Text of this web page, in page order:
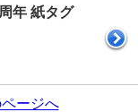
年 紙タグ
ージへ